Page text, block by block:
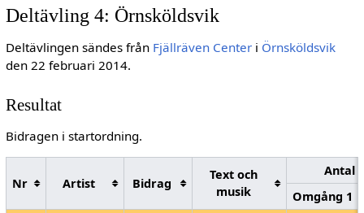
Deltävling 4: Örnsköldsvik
Deltävlingen sändes från Fjällräven Centeri Örnsköldsvik
den 22 februari 2014.
Resultat
Bidragen i startordning.
Nr Artist Bidrag
Text och
musik
Antal
Omgång 1